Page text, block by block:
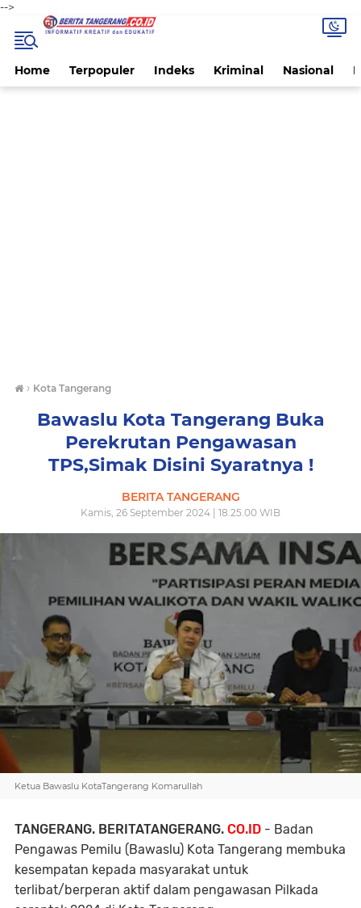
-->
Home Terpopuler Indeks Kriminal Nasional
› Kota Tangerang
Bawaslu Kota Tangerang Buka
Perekrutan Pengawasan
TPS,Simak Disini Syaratnya !
BERITA TANGERANG
Kamis, 26 September 2024 | 18.25.00 WIB
Ketua Bawaslu KotaTangerang Komarullah
TANGERANG. BERITATANGERANG. CO.ID - Badan
Pengawas Pemilu (Bawaslu) Kota Tangerang membuka
kesempatan kepada masyarakat untuk
terlibat/berperan aktif dalam pengawasan Pilkada